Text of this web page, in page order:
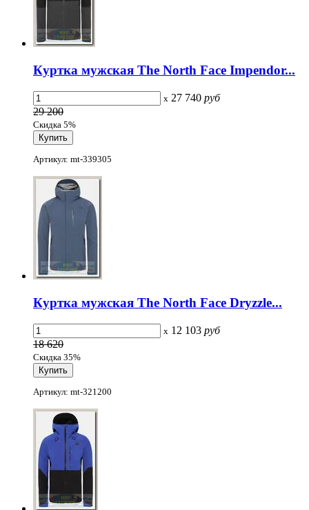
Куртка мужская The North Face Impendor...
x 27 740 руб
29 200
Скидка 5%
Артикул: mt-339305
Куртка мужская The North Face Dryzzle...
x 12 103 руб
18 620
Скидка 35%
Артикул: mt-321200